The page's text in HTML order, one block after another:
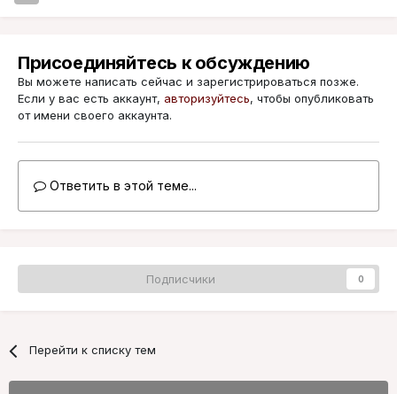
Присоединяйтесь к обсуждению
Вы можете написать сейчас и зарегистрироваться позже.
Если у вас есть аккаунт, авторизуйтесь, чтобы опубликовать
от имени своего аккаунта.
Ответить в этой теме...
Подписчики 0
Перейти к списку тем